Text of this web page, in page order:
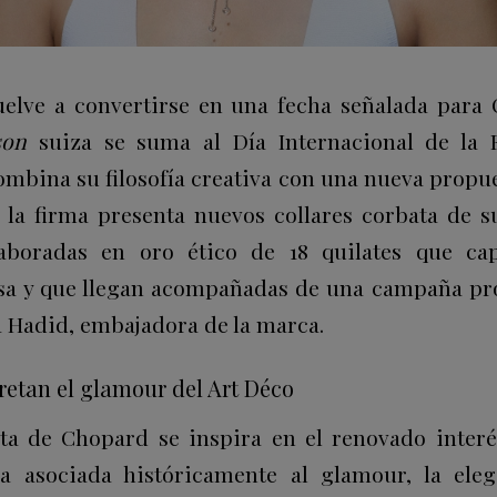
a convertirse en una fecha señalada para
suiza se suma al Día Internacional de la
su filosofía creativa con una nueva
la firma presenta nuevos collares corbata de
en oro ético de 18 quilates que
y que llegan acompañadas de una campaña
Hadid, embajadora de la marca.
el glamour del Art Déco
de Chopard se inspira en el renovado
asociada históricamente al glamour, la